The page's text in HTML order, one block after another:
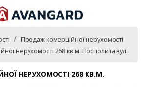
Продаж комерційної нерухомості
нерухомості 268 кв.м. Посполита вул.
НЕРУХОМОСТІ 268 КВ.М.